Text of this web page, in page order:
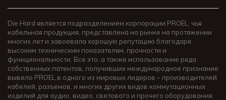
Die Hard является подразделением корпорации PROEL, чья
кабельная продукция, представлена на рынке на протяжении
многих лет и завоевала хорошую репутацию благодаря
высоким техническим показателям, прочности и
функциональности. Все это, а также использование ряда
собственных патентов, получивших международное признание
вывело PROEL в одного из мировых лидеров – производителей
кабелей, разъемов, и многих других видов коммутационных
изделий для аудио, видео, светового и прочего оборудования.